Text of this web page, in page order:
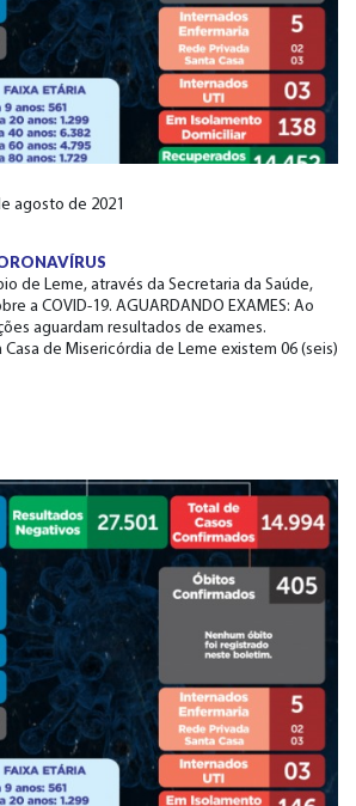
agosto de 2021
de Leme, através da Secretaria da Saúde,
a COVID-19. AGUARDANDO EXAMES: Ao
aguardam resultados de exames.
Casa de Misericórdia de Leme existem 06 (seis)